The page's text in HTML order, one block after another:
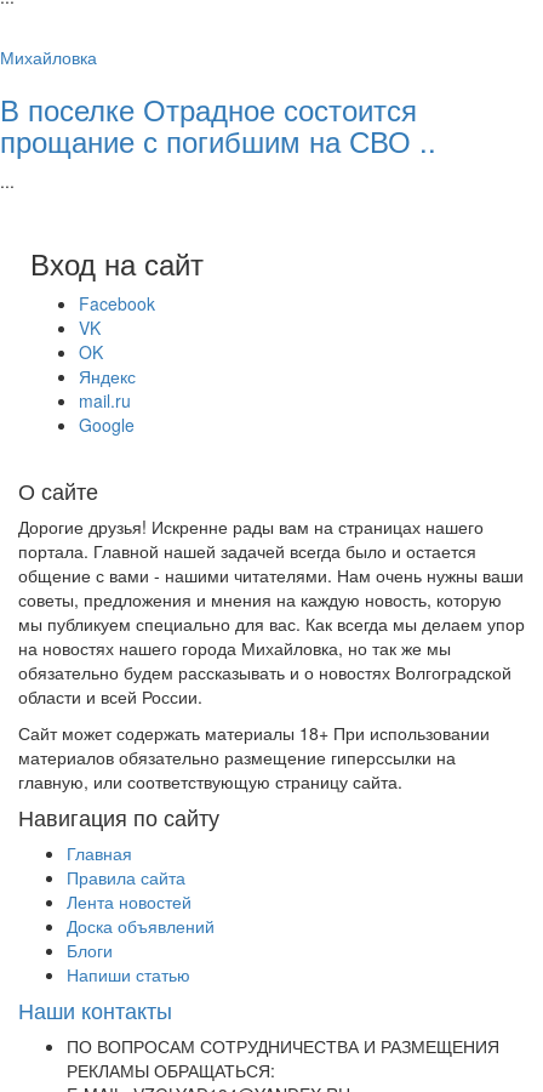
Михайловка
В поселке Отрадное состоится
прощание с погибшим на СВО ..
...
Вход на сайт
Facebook
VK
OK
Яндекс
mail.ru
Google
О сайте
Дорогие друзья! Искренне рады вам на страницах нашего
портала. Главной нашей задачей всегда было и остается
общение с вами - нашими читателями. Нам очень нужны ваши
советы, предложения и мнения на каждую новость, которую
мы публикуем специально для вас. Как всегда мы делаем упор
на новостях нашего города Михайловка, но так же мы
обязательно будем рассказывать и о новостях Волгоградской
области и всей России.
Сайт может содержать материалы 18+ При использовании
материалов обязательно размещение гиперссылки на
главную, или соответствующую страницу сайта.
Навигация по сайту
Главная
Правила сайта
Лента новостей
Доска объявлений
Блоги
Напиши статью
Наши контакты
ПО ВОПРОСАМ СОТРУДНИЧЕСТВА И РАЗМЕЩЕНИЯ
РЕКЛАМЫ ОБРАЩАТЬСЯ: